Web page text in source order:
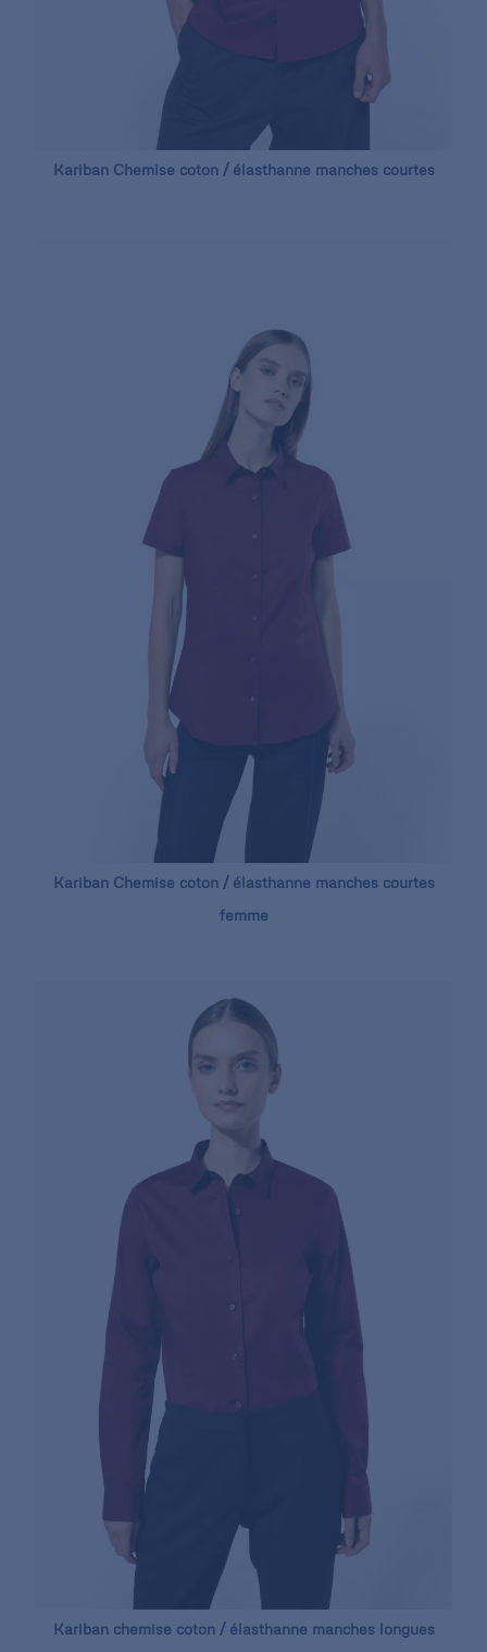
Kariban Chemise coton / élasthanne manches courtes
Kariban Chemise coton / élasthanne manches courtes
femme
Kariban chemise coton / élasthanne manches longues